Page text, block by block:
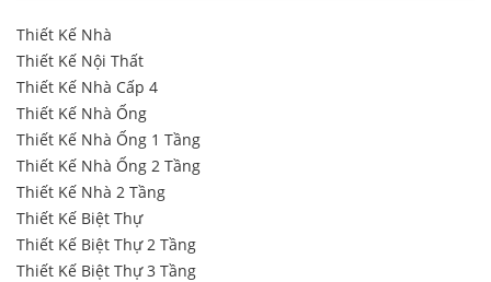
Thiết Kế Nhà
Thiết Kế Nội Thất
Thiết Kế Nhà Cấp 4
Thiết Kế Nhà Ống
Thiết Kế Nhà Ống 1 Tầng
Thiết Kế Nhà Ống 2 Tầng
Thiết Kế Nhà 2 Tầng
Thiết Kế Biệt Thự
Thiết Kế Biệt Thự 2 Tầng
Thiết Kế Biệt Thự 3 Tầng